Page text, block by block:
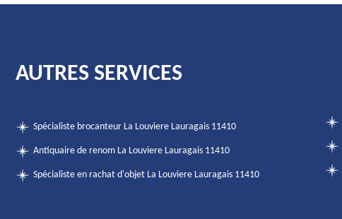
AUTRES SERVICES
Spécialiste brocanteur La Louviere Lauragais 11410
Antiquaire de renom La Louviere Lauragais 11410
Spécialiste en rachat d'objet La Louviere Lauragais 11410